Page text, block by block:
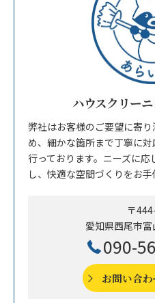
ハウスクリー
弊社はお客様のご要望に寄
め、細かな箇所まで丁寧に
行っております。ニーズに
し、快適な空間づくりをお手
〒
愛知県西尾市
090-
お問い合